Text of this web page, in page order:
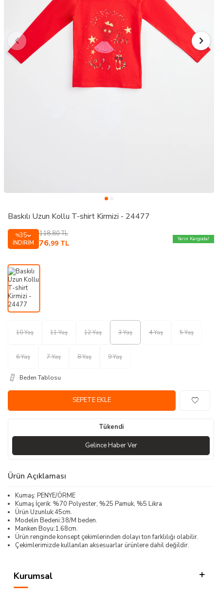
Baskılı Uzun Kollu T-shirt Kirmizi - 24477
%35
İNDIRIM
118,80TL
76,99 TL
Yarın Kargoda!
10 Yaş 11 Yaş 12 Yaş 3 Yaş 4 Yaş 5 Yaş
6 Yaş 7 Yaş 8 Yaş 9 Yaş
Beden Tablosu
SEPETE EKLE
Tükendi
Gelince Haber Ver
Ürün Açıklaması
Kumaş: PENYE/ÖRME
Kumaş İçerik: %70 Polyester, %25 Pamuk, %5 Likra
Ürün Uzunluk:45cm.
Modelin Bedeni:38/M beden.
Manken Boyu:1.68cm.
Ürün renginde konsept çekimlerinden dolayı ton farklılığı olabilir.
Çekimlerimizde kullanılan aksesuarlar ürünlere dahil değildir.
Kurumsal